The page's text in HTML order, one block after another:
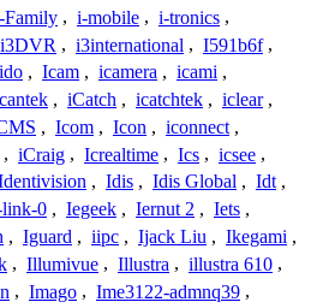
Family , i-mobile , i-tronics ,
i3DVR , i3international , I591b6f ,
, Icam , icamera , icami ,
, iCatch , icatchtek , iclear ,
, Icom , Icon , iconnect ,
, iCraig , Icrealtime , Ics , icsee ,
, Idis , Idis Global , Idt ,
0 , Iegeek , Iernut 2 , Iets ,
, Iguard , iipc , Ijack Liu , Ikegami ,
, Illumivue , Illustra , illustra 610 ,
, Imago , Ime3122-admnq39 ,